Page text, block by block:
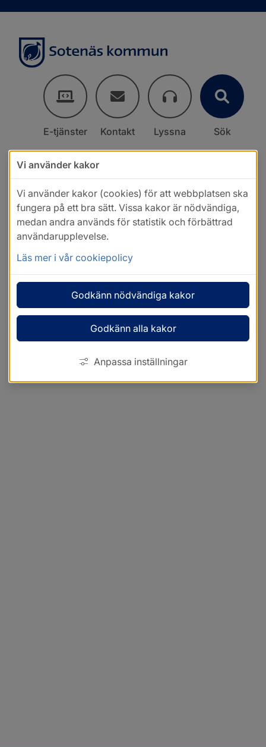
E-tjänster Kontakt Lyssna Sök
Vi använder kakor
Vi använder kakor (cookies) för att webbplatsen ska
fungera på ett bra sätt. Vissa kakor är nödvändiga,
medan andra används för statistik och förbättrad
användarupplevelse.
Läs mer i vår cookiepolicy
Godkänn nödvändiga kakor
Godkänn alla kakor
Anpassa inställningar